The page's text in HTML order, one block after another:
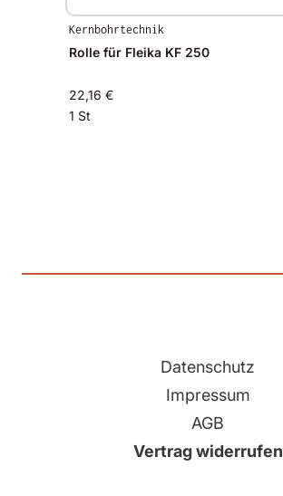
Kernbohrtechnik
Rolle für Fleika KF 250
22,16 €
1 St
Datenschutz
Impressum
AGB
Vertrag widerrufen